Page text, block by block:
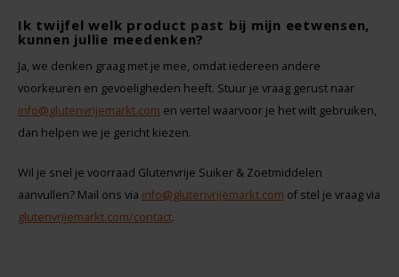
Ik twijfel welk product past bij mijn eetwensen,
kunnen jullie meedenken?
Ja, we denken graag met je mee, omdat iedereen andere
voorkeuren en gevoeligheden heeft. Stuur je vraag gerust naar
info@glutenvrijemarkt.com en vertel waarvoor je het wilt gebruiken,
dan helpen we je gericht kiezen.
Wil je snel je voorraad Glutenvrije Suiker & Zoetmiddelen
aanvullen? Mail ons via info@glutenvrijemarkt.com of stel je vraag via
glutenvrijemarkt.com/contact.